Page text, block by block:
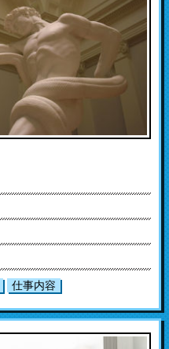
仕事内容